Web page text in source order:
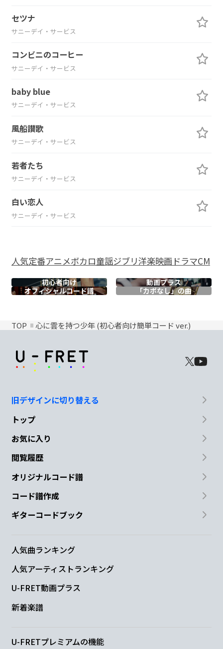
セツナ
サニーデイ・サービス
コンビニのコーヒー
サニーデイ・サービス
baby blue
サニーデイ・サービス
風船讃歌
サニーデイ・サービス
若者たち
サニーデイ・サービス
白い恋人
サニーデイ・サービス
人気定番アニメボカロ童謡ジブリ洋楽映画ドラマCM
初心者向け
動画プラス
オフィシャルコード譜 「カポなし」の曲
TOP 心に雲を持つ少年 (初心者向け簡単コード ver.)
旧デザインに切り替える
トップ
お気に入り
閲覧履歴
オリジナルコード譜
コード譜作成
ギターコードブック
人気曲ランキング
人気アーティストランキング
U-FRET動画プラス
新着楽譜
U-FRETプレミアムの機能